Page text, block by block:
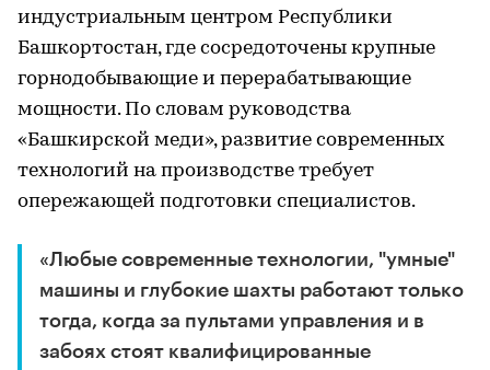
индустриальным центром Республики
Башкортостан, где сосредоточены крупные
горнодобывающие и перерабатывающие
мощности. По словам руководства
«Башкирской меди», развитие современных
технологий на производстве требует
опережающей подготовки специалистов.
«Любые современные технологии, "умные"
машины и глубокие шахты работают только
тогда, когда за пультами управления и в
забоях стоят квалифицированные